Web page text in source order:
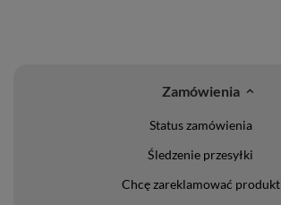
Zamówienia
Status zamówienia
Śledzenie przesyłki
Chcę zareklamować produkt